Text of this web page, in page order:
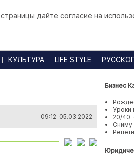
КУЛЬТУРА LIFE STYLE
09:12 05.03.2022
Бизнес
Уроки
20/40-
Сниму
дайте согласие на